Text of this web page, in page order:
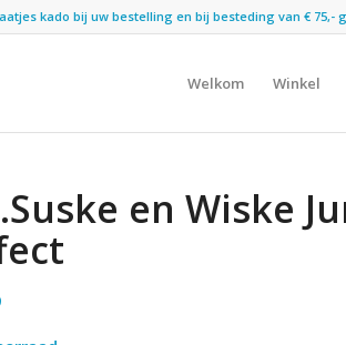
kado bij uw bestelling en bij besteding van € 75,-
Welkom Winkel
en Wiske